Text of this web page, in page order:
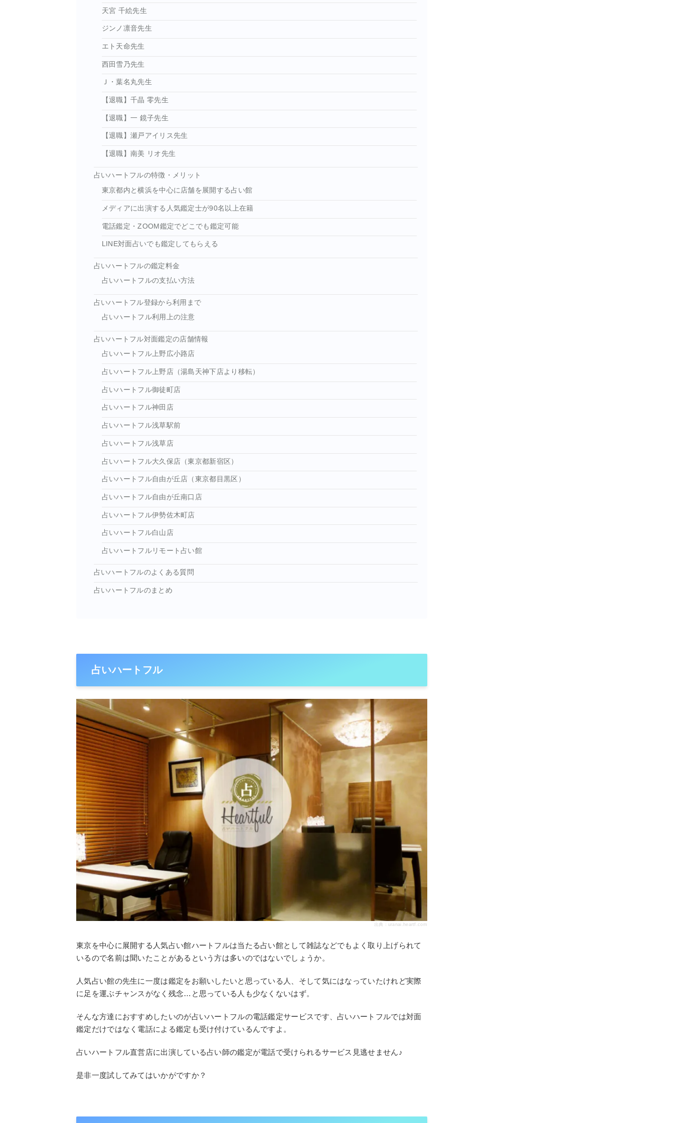
天宮 千絵先生
ジンノ凛音先生
エト天命先生
西田雪乃先生
Ｊ・葉名丸先生
【退職】千晶 零先生
【退職】一 鏡子先生
【退職】瀬戸アイリス先生
【退職】南美 リオ先生
占いハートフルの特徴・メリット
東京都内と横浜を中心に店舗を展開する占い館
メディアに出演する人気鑑定士が90名以上在籍
電話鑑定・ZOOM鑑定でどこでも鑑定可能
LINE対面占いでも鑑定してもらえる
占いハートフルの鑑定料金
占いハートフルの支払い方法
占いハートフル登録から利用まで
占いハートフル利用上の注意
占いハートフル対面鑑定の店舗情報
占いハートフル上野広小路店
占いハートフル上野店（湯島天神下店より移転）
占いハートフル御徒町店
占いハートフル神田店
占いハートフル浅草駅前
占いハートフル浅草店
占いハートフル大久保店（東京都新宿区）
占いハートフル自由が丘店（東京都目黒区）
占いハートフル自由が丘南口店
占いハートフル伊勢佐木町店
占いハートフル白山店
占いハートフルリモート占い館
占いハートフルのよくある質問
占いハートフルのまとめ
占いハートフル
出典： uranai.heartf.com
東京を中心に展開する人気占い館ハートフルは当たる占い館として雑誌などでもよく取り上げられて
いるので名前は聞いたことがあるという方は多いのではないでしょうか。
人気占い館の先生に一度は鑑定をお願いしたいと思っている人、そして気にはなっていたけれど実際
に足を運ぶチャンスがなく残念…と思っている人も少なくないはず。
そんな方達におすすめしたいのが占いハートフルの電話鑑定サービスです、占いハートフルでは対面
鑑定だけではなく電話による鑑定も受け付けているんですよ。
占いハートフル直営店に出演している占い師の鑑定が電話で受けられるサービス見逃せません♪
是非一度試してみてはいかがですか？